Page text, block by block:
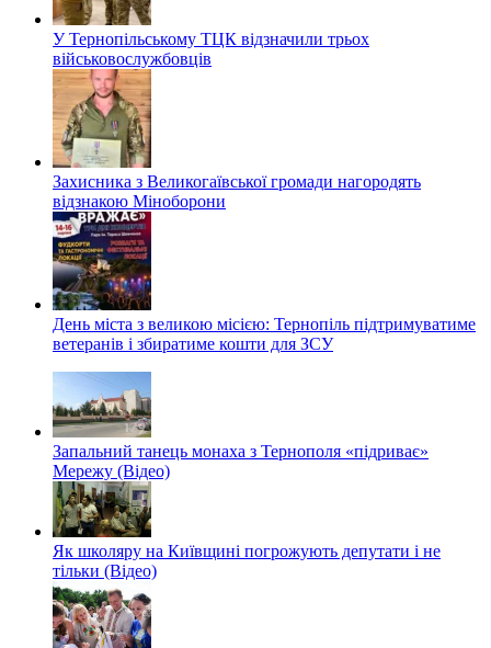
У Тернопільському ТЦК відзначили трьох
військовослужбовців
Захисника з Великогаївської громади нагородять
відзнакою Міноборони
День міста з великою місією: Тернопіль підтримуватиме
ветеранів і збиратиме кошти для ЗСУ
Запальний танець монаха з Тернополя «підриває»
Мережу (Відео)
Як школяру на Київщині погрожують депутати і не
тільки (Відео)